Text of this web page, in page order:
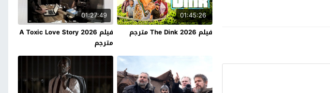
01:45:26
فيلم The Dink 2026 مترجم
01:27:49
فيلم A Toxic Love Story 2026
مترجم